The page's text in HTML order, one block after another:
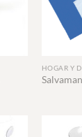
HOGAR Y